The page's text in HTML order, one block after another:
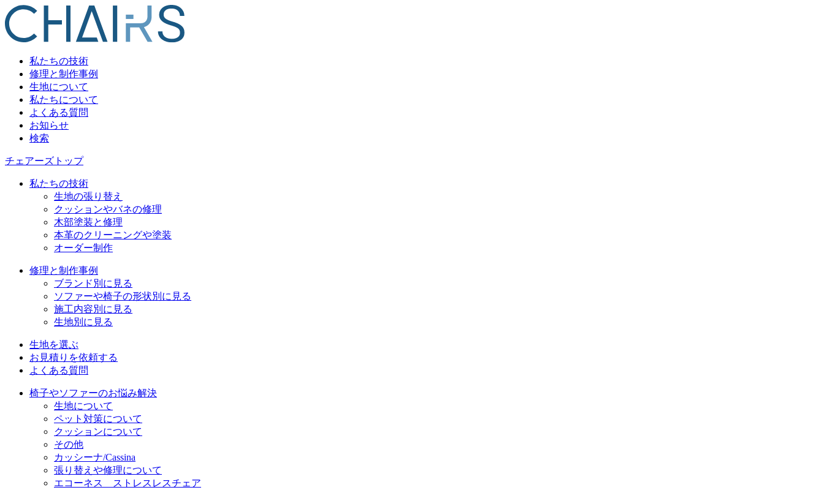
私たちの技術
修理と制作事例
生地について
私たちについて
よくある質問
お知らせ
検索
チェアーズトップ
私たちの技術
生地の張り替え
クッションやバネの修理
木部塗装と修理
本革のクリーニングや塗装
オーダー制作
修理と制作事例
ブランド別に見る
ソファーや椅子の形状別に見る
施工内容別に見る
生地別に見る
生地を選ぶ
お見積りを依頼する
よくある質問
椅子やソファーのお悩み解決
生地について
ペット対策について
クッションについて
その他
カッシーナ/Cassina
張り替えや修理について
エコーネス ストレスレスチェア